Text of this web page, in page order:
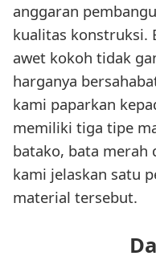
anggaran
kualitas konstruksi.
awet kokoh tidak
harganya
kami paparkan
memiliki tiga tipe
batako, bata merah
kami jelaskan satu
material tersebut.